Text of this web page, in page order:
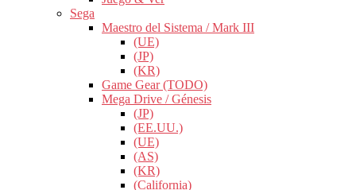
Sega
Maestro del Sistema / Mark III
(UE)
(JP)
(KR)
Game Gear (TODO)
Mega Drive / Génesis
(JP)
(EE.UU.)
(UE)
(AS)
(KR)
(California)